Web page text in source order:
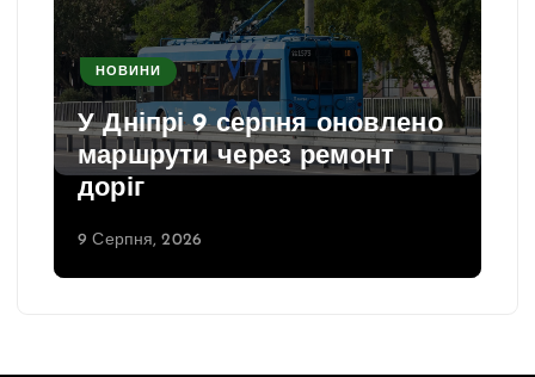
НОВИНИ
У Дніпрі 9 серпня оновлено
маршрути через ремонт
доріг
9 Серпня, 2026